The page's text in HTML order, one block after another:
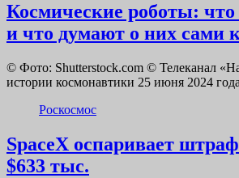
Космические роботы:
и что думают о них сами
© Фото: Shutterstock.com © Телеканал
истории космонавтики 25 июня 2024
Роскосмос
SpaceX оспаривает
$633 тыс.